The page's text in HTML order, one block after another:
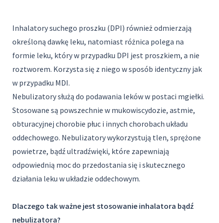
Inhalatory suchego proszku (DPI) również odmierzają
określoną dawkę leku, natomiast różnica polega na
formie leku, który w przypadku DPI jest proszkiem, a nie
roztworem. Korzysta się z niego w sposób identyczny jak
w przypadku MDI.
Nebulizatory służą do podawania leków w postaci mgiełki.
Stosowane są powszechnie w mukowiscydozie, astmie,
obturacyjnej chorobie płuc i innych chorobach układu
oddechowego. Nebulizatory wykorzystują tlen, sprężone
powietrze, bądź ultradźwięki, które zapewniają
odpowiednią moc do przedostania się i skutecznego
działania leku w układzie oddechowym.
Dlaczego tak ważne jest stosowanie inhalatora bądź
nebulizatora?